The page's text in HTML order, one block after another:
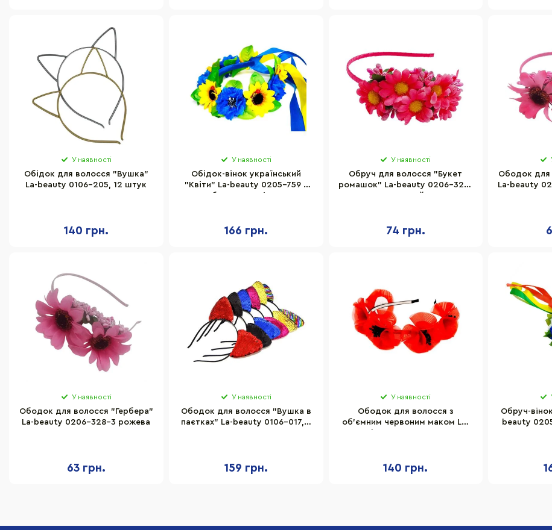
У наявності
Обідок для волосся "Вушка"
La-beauty 0106-205, 12 штук
140 грн.
У наявності
Обідок-вінок український
"Квіти" La-beauty 0205-759 з
166 грн.
У наявності
Обруч для волосся "Букет
ромашок" La-beauty 0206-327-1
74 грн.
Ободок для
La-beauty
У наявності
Ободок для волосся "Гербера"
La-beauty 0206-328-3 рожева
63 грн.
У наявності
Ободок для волосся "Вушка в
паєтках" La-beauty 0106-017, 6
159 грн.
У наявності
Ободок для волосся з
об'ємним червоним маком La-
140 грн.
Обруч-
beauty